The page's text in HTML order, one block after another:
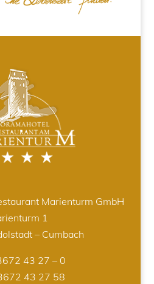
Marienturm GmbH
1
– Cumbach
43 27 – 0
43 27 58